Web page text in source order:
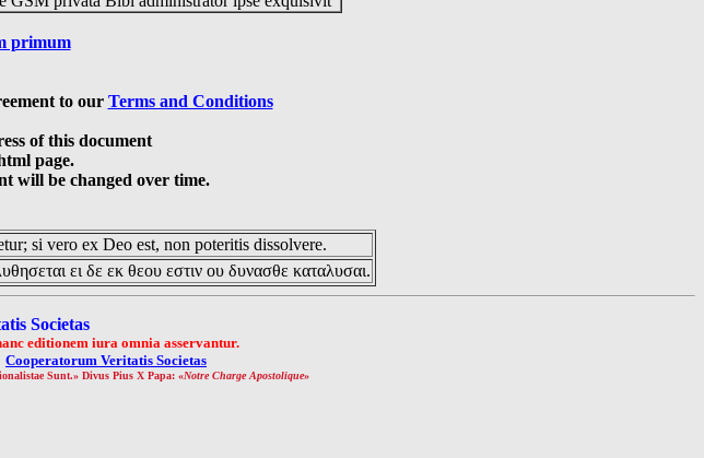
primum
to our Terms and Conditions
of this document
page.
will be changed over time.
si vero ex Deo est, non poteritis dissolvere.
ει δε εκ θεου εστιν ου δυνασθε καταλυσαι.
Societas
editionem iura omnia asservantur.
Cooperatorum Veritatis Societas
Sunt.» Divus Pius X Papa: «Notre Charge Apostolique»